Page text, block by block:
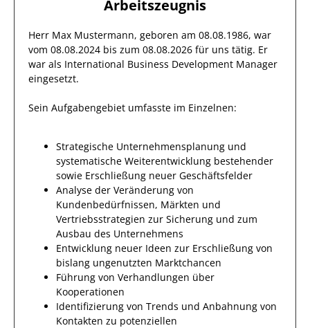
Arbeitszeugnis
Herr Max Mustermann, geboren am 08.08.1986, war
vom 08.08.2024 bis zum 08.08.2026 für uns tätig. Er
war als International Business Development Manager
eingesetzt.
Sein Aufgabengebiet umfasste im Einzelnen:
Strategische Unternehmensplanung und
systematische Weiterentwicklung bestehender
sowie Erschließung neuer Geschäftsfelder
Analyse der Veränderung von
Kundenbedürfnissen, Märkten und
Vertriebsstrategien zur Sicherung und zum
Ausbau des Unternehmens
Entwicklung neuer Ideen zur Erschließung von
bislang ungenutzten Marktchancen
Führung von Verhandlungen über
Kooperationen
Identifizierung von Trends und Anbahnung von
Kontakten zu potenziellen